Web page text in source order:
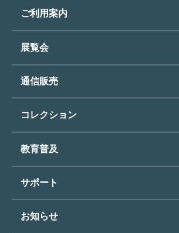
ご利用案内
ご利用案内トップ
開館時間・休館日
アクセス
団体のご利用について
バリアフリー／小さなお子様
展覧会
展覧会・イベントトップ
次回の展覧会
展覧会スケジュール
過去の展覧会
通信販売
通信販売トップ
コレクション
コレクショントップ
東郷青児
コレクションハイライト
教育普及
教育普及トップ
オンラインで美術鑑賞
サポート
よくあるご質問
お知らせ